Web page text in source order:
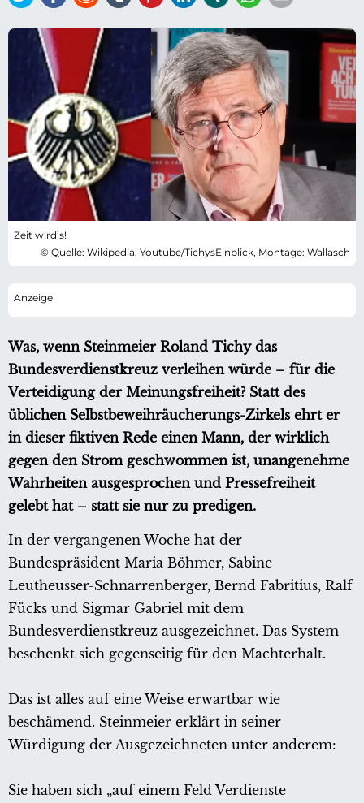
Zeit wird’s!
© Quelle: Wikipedia, Youtube/TichysEinblick, Montage: Wallasch
Was, wenn Steinmeier Roland Tichy das
Bundesverdienstkreuz verleihen würde – für die
Verteidigung der Meinungsfreiheit? Statt des
üblichen Selbstbeweihräucherungs-Zirkels ehrt er
in dieser fiktiven Rede einen Mann, der wirklich
gegen den Strom geschwommen ist, unangenehme
Wahrheiten ausgesprochen und Pressefreiheit
gelebt hat – statt sie nur zu predigen.
In der vergangenen Woche hat der
Bundespräsident Maria Böhmer, Sabine
Leutheusser-Schnarrenberger, Bernd Fabritius, Ralf
Fücks und Sigmar Gabriel mit dem
Bundesverdienstkreuz ausgezeichnet. Das System
beschenkt sich gegenseitig für den Machterhalt.
Das ist alles auf eine Weise erwartbar wie
beschämend. Steinmeier erklärt in seiner
Würdigung der Ausgezeichneten unter anderem:
Sie haben sich „auf einem Feld Verdienste